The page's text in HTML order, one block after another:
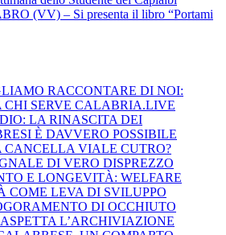
(VV) – Si presenta il libro “Portami
RACCONTARE DI NOI:
CHI SERVE CALABRIA.LIVE
LA RINASCITA DEI
È DAVVERO POSSIBILE
CANCELLA VIALE CUTRO?
DI VERO DISPREZZO
E LONGEVITÀ: WELFARE
COME LEVA DI SVILUPPO
DI OCCHIUTO
L’ARCHIVIAZIONE